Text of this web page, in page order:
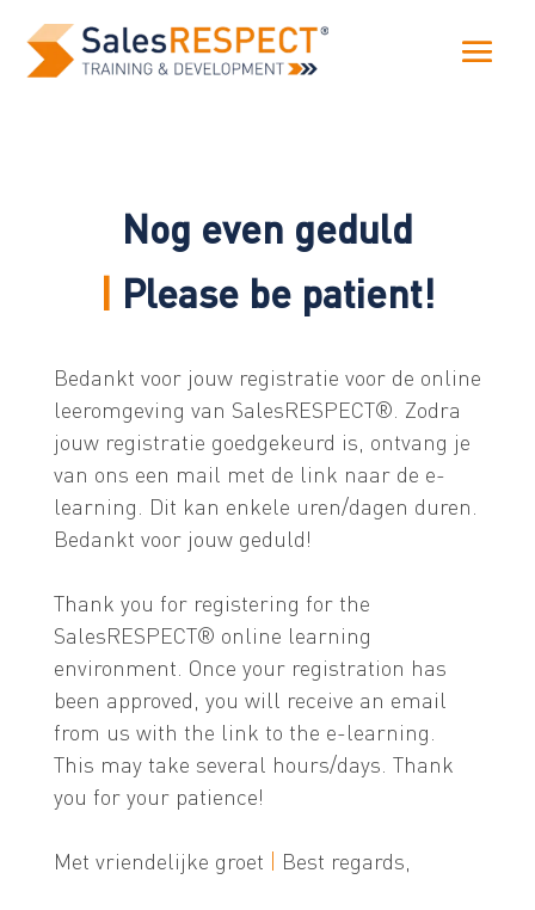
Nog even geduld
Please be patient!
Bedankt voor jouw registratie voor de online
leeromgeving van SalesRESPECT®. Zodra
jouw registratie goedgekeurd is, ontvang je
van ons een mail met de link naar de e-
learning. Dit kan enkele uren/dagen duren.
Bedankt voor jouw geduld!
Thank you for registering for the
SalesRESPECT® online learning
environment. Once your registration has
been approved, you will receive an email
from us with the link to the e-learning.
This may take several hours/days. Thank
you for your patience!
Met vriendelijke groet | Best regards,